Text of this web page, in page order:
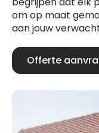
om op maat
aan jouw
Offerte